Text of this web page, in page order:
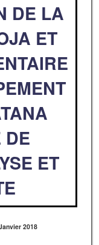
DE LA
ET
DE
ET
2018